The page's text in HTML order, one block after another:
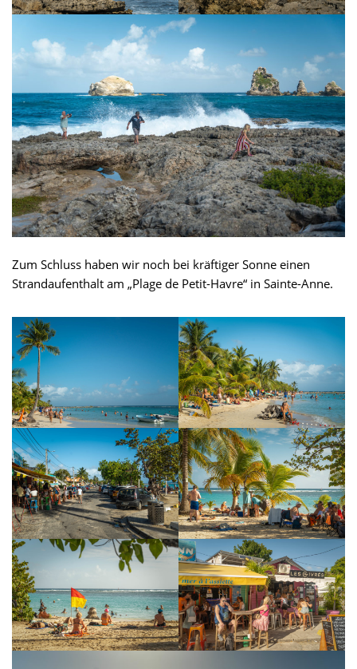
Zum Schluss haben wir noch bei kräftiger Sonne einen
Strandaufenthalt am „Plage de Petit-Havre“ in Sainte-Anne.